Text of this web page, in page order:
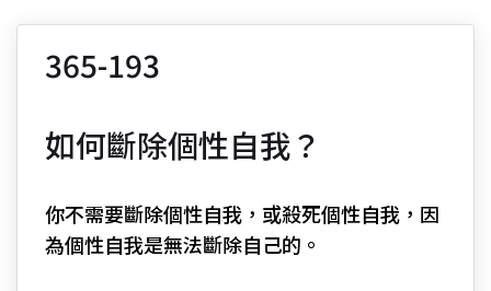
365-193
如何斷除個性自我？
你不需要斷除個性自我，或殺死個性自我，因
為個性自我是無法斷除自己的。